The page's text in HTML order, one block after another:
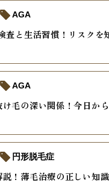
査と生活習慣！リスクを
AGA
け毛の深い関係！今日か
AGA
説！薄毛治療の正しい知
円形脱毛症